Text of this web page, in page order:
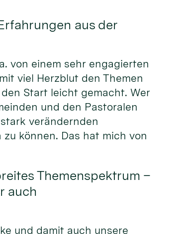
aus der
von einem sehr engagierten
viel Herzblut den Themen
Start leicht gemacht. Wer
und den Pastoralen
verändernden
können. Das hat mich von
Themenspektrum –
auch
und damit auch unsere